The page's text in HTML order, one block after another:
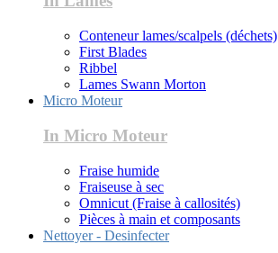
Conteneur lames/scalpels (déchets)
First Blades
Ribbel
Lames Swann Morton
Micro Moteur
In Micro Moteur
Fraise humide
Fraiseuse à sec
Omnicut (Fraise à callosités)
Pièces à main et composants
Nettoyer - Desinfecter